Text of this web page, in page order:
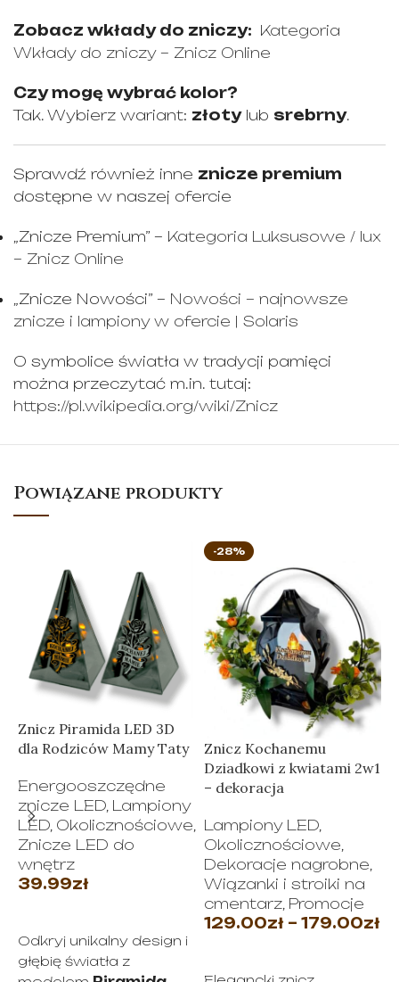
Zobacz wkłady do zniczy: Kategoria
Wkłady do zniczy – Znicz Online
Czy mogę wybrać kolor?
Tak. Wybierz wariant: złotylub srebrny.
Sprawdź również inne znicze premium
dostępne w naszej ofercie
„Znicze Premium” – Kategoria Luksusowe / lux
– Znicz Online
„Znicze Nowości” – Nowości – najnowsze
znicze i lampiony w ofercie | Solaris
O symbolice światła w tradycji pamięci
można przeczytać m.in. tutaj:
https://pl.wikipedia.org/wiki/Znicz
Powiązane produkty
Znicz Piramida LED 3D
dla Rodziców Mamy Taty
Energooszczędne
znicze LED Lampiony
LED Okolicznościowe
Znicze LED do
wnętrz
39.99zł
Odkryj unikalny design i
głębię światła z
-28%
Znicz Kochanemu
Dziadkowi z kwiatami 2w1
– dekoracja
Lampiony LED
Okolicznościowe
Dekoracje nagrobne
Wiązanki i stroiki na
cmentarz Promocje
129.00zł – 179.00zł